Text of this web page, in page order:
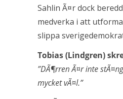
Sahlin Ã¤r dock
medverka i att
slippa
Tobias (Lindgren)
”DÃ¶rren Ã¤r inte
mycket vÃ¤l.”